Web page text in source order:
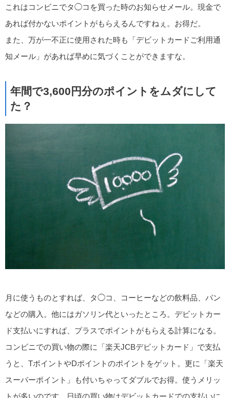
これはコンビニでタ◯コを買った時のお知らせメール。現金で
あれば付かないポイントがもらえるんですねぇ。お得だ。
また、万が一不正に使用された時も「デビットカードご利用通
知メール」があれば早めに気づくことができますな。
年間で3,600円分のポイントをムダにして
た？
月に使うものとすれば、タ◯コ、コーヒーなどの飲料品、パン
などの購入。他にはガソリン代といったところ。デビットカー
ド支払いにすれば、プラスでポイントがもらえる計算になる。
コンビニでの買い物の際に「楽天JCBデビットカード」で支払
うと、TポイントやDポイントのポイントをゲット。更に「楽天
スーパーポイント」も付いちゃってダブルでお得。使うメリッ
トが多いのです。日頃の買い物はデビットカードでの支払いに